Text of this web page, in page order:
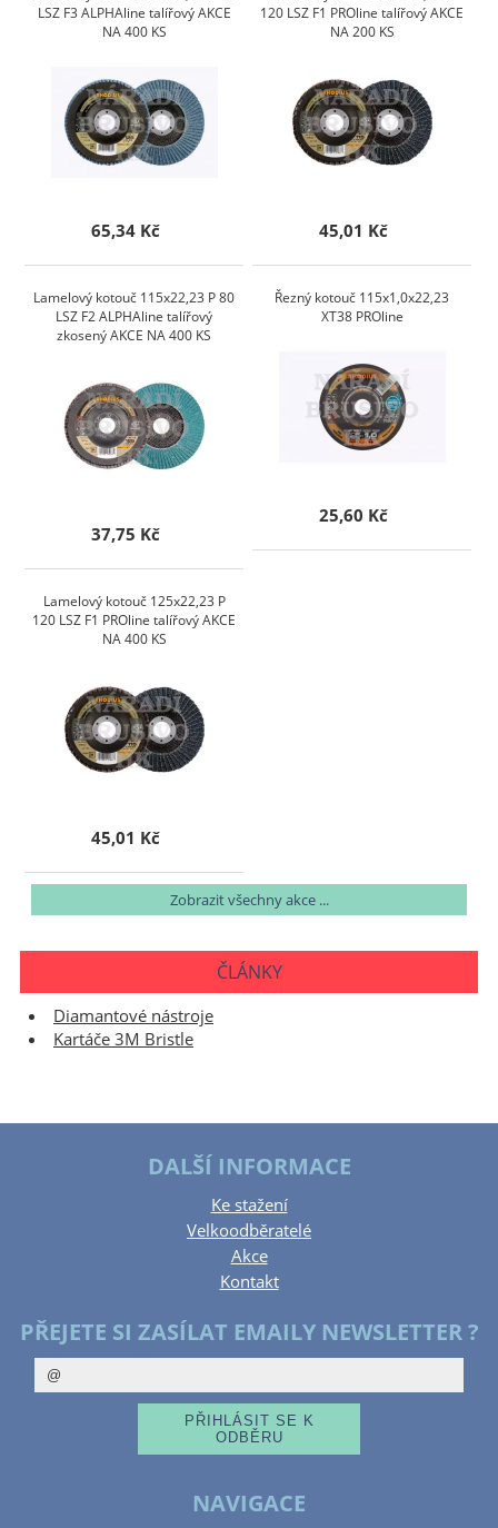
LSZ F3 ALPHAline talířový AKCE
NA 400 KS
65,34 Kč
120 LSZ F1 PROline talířový AKCE
NA 200 KS
45,01 Kč
Lamelový kotouč 115x22,23 P 80
LSZ F2 ALPHAline talířový
zkosený AKCE NA 400 KS
37,75 Kč
Řezný kotouč 115x1,0x22,23
XT38 PROline
25,60 Kč
Lamelový kotouč 125x22,23 P
120 LSZ F1 PROline talířový AKCE
NA 400 KS
45,01 Kč
Zobrazit všechny akce ...
ČLÁNKY
Diamantové nástroje
Kartáče 3M Bristle
DALŠÍ INFORMACE
Ke stažení
Velkoodběratelé
Akce
Kontakt
PŘEJETE SI ZASÍLAT EMAILY NEWSLETTER ?
NAVIGACE